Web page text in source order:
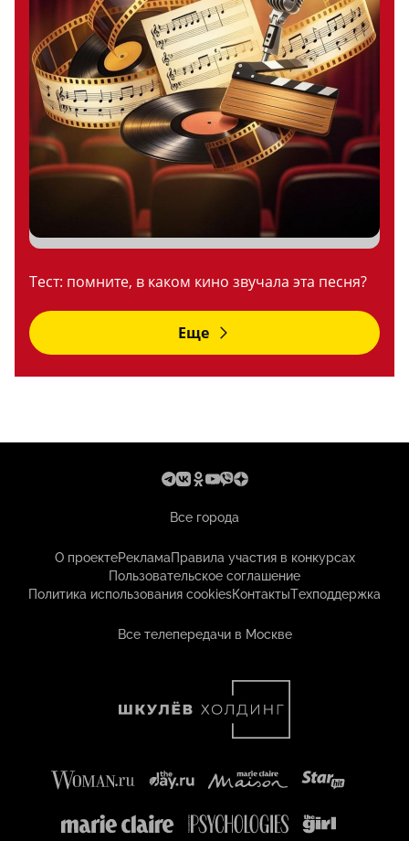
Тест: помните, в каком кино звучала эта песня?
Еще
Все города
О проектеРекламаПравила участия в конкурсах
Пользовательское соглашение
Политика использования cookiesКонтактыТехподдержка
Все телепередачи в Москве